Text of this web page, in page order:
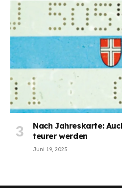
Nach Jahreskarte:
teurer werden
Juni 19, 2025